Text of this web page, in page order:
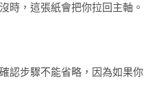
時，這張紙會把你拉回主軸。
認步驟不能省略，因為如果你